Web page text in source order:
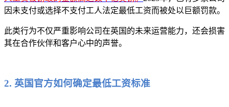
因未支付或选择不支付工人法定最低工资而被处以巨额罚款。
此类行为不仅严重影响公司在英国的未来运营能力，还会损害
其在合作伙伴和客户心中的声誉。
2. 英国官方如何确定最低工资标准